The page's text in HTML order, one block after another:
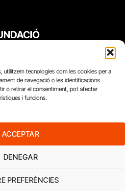
utilitzem tecnologies com les cookies per a
de navegació o les identificacions
o retirar el consentiment, pot afectar
i funcions.
ACCEPTAR
DENEGAR
PREFERÈNCIES